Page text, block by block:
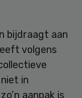
bijdraagt aan
volgens
in
aanpak is